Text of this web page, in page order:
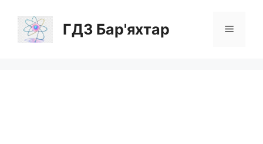
вмісту
ГДЗ Бар'яхтар Меню